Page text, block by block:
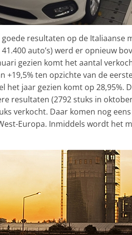
goede resultaten op de Italiaanse
auto’s) werd er opnieuw
gezien komt het aantal
+19,5% ten opzichte van de
het jaar gezien komt op 28,95%.
resultaten (2792 stuks in
verkocht. Daar komen nog
Europa. Inmiddels wordt het